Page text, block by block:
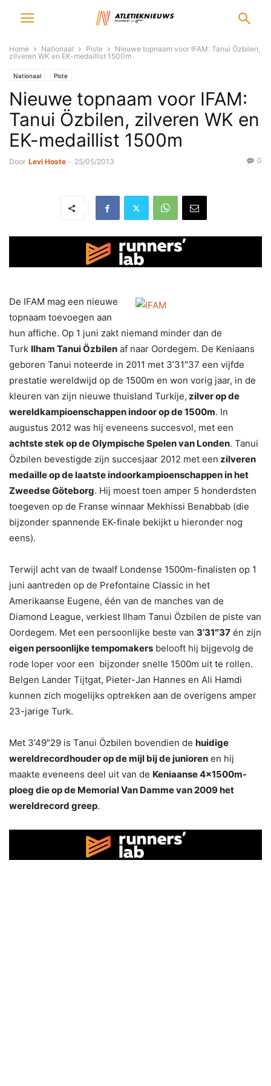
Home Nationaal Piste
Nieuwe topnaam voor IFAM: Tanui Özbilen,
zilveren WK en EK-medaillist 1500m
Nationaal Piste
Nieuwe topnaam voor IFAM:
Tanui Özbilen, zilveren WK en
EK-medaillist 1500m
Door Levi Hoste - 25/05/2013 0
De IFAM mag een nieuwe
topnaam toevoegen aan
hun affiche. Op 1 juni zakt niemand minder dan de
Turk Ilham Tanui Özbilen af naar Oordegem. De Keniaans
geboren Tanui noteerde in 2011 met 3’31″37 een vijfde
prestatie wereldwijd op de 1500m en won vorig jaar, in de
kleuren van zijn nieuwe thuisland Turkije, zilver op de
wereldkampioenschappen indoor op de 1500m. In
augustus 2012 was hij eveneens succesvol, met een
achtste stek op de Olympische Spelen van Londen. Tanui
Özbilen bevestigde zijn succesjaar 2012 met een zilveren
medaille op de laatste indoorkampioenschappen in het
Zweedse Göteborg. Hij moest toen amper 5 honderdsten
toegeven op de Franse winnaar Mekhissi Benabbab (die
bijzonder spannende EK-finale bekijkt u hieronder nog
eens).
Terwijl acht van de twaalf Londense 1500m-finalisten op 1
juni aantreden op de Prefontaine Classic in het
Amerikaanse Eugene, één van de manches van de
Diamond League, verkiest Ilham Tanui Özbilen de piste van
Oordegem. Met een persoonlijke beste van 3’31″37 én zijn
eigen persoonlijke tempomakers belooft hij bijgevolg de
rode loper voor een bijzonder snelle 1500m uit te rollen.
Belgen Lander Tijtgat, Pieter-Jan Hannes en Ali Hamdi
kunnen zich mogelijks optrekken aan de overigens amper
23-jarige Turk.
Met 3’49″29 is Tanui Özbilen bovendien de huidige
wereldrecordhouder op de mijl bij de junioren en hij
maakte eveneens deel uit van de Keniaanse 4x1500m-
ploeg die op de Memorial Van Damme van 2009 het
wereldrecord greep.